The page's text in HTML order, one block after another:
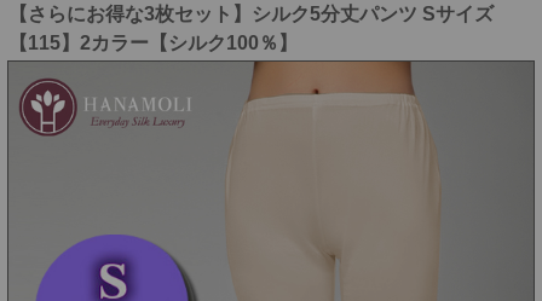
【さらにお得な3枚セット】シルク5分丈パンツ Sサイズ
【115】2カラー【シルク100％】